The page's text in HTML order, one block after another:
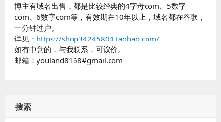
博主有域名出售，都是比较经典的4字母com、5数字
com、6数字com等，有效期在10年以上，域名都在谷歌，
一分钟过户。
详见： https://shop34245804.taobao.com/
如有中意的，与我联系，可议价。
邮箱：youland8168#gmail.com
搜索